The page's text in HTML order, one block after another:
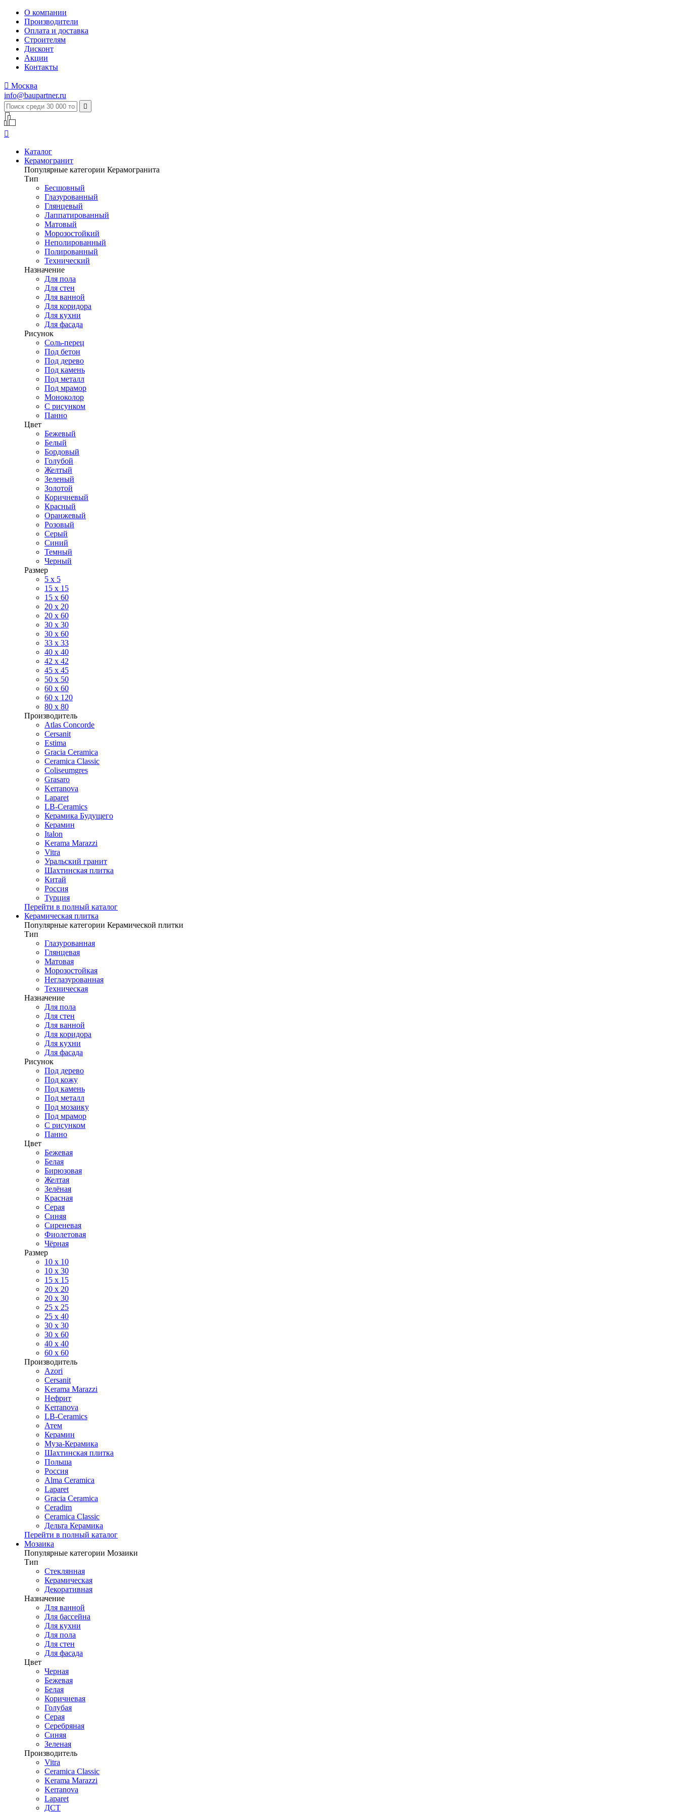
О компании
Производители
Оплата и доставка
Строителям
Дисконт
Акции
Контакты
 Москва
info@baupartner.ru


Каталог
Керамогранит
Популярные категории Керамогранита
Тип
Бесшовный
Глазурованный
Глянцевый
Лаппатированный
Матовый
Морозостойкий
Неполированный
Полированный
Технический
Назначение
Для пола
Для стен
Для ванной
Для коридора
Для кухни
Для фасада
Рисунок
Соль-перец
Под бетон
Под дерево
Под камень
Под металл
Под мрамор
Моноколор
С рисунком
Панно
Цвет
Бежевый
Белый
Бордовый
Голубой
Желтый
Зеленый
Золотой
Коричневый
Красный
Оранжевый
Розовый
Серый
Синий
Темный
Черный
Размер
5 x 5
15 x 15
15 x 60
20 х 20
20 x 60
30 х 30
30 x 60
33 x 33
40 х 40
42 x 42
45 x 45
50 x 50
60 х 60
60 x 120
80 x 80
Производитель
Atlas Concorde
Cersanit
Estima
Gracia Ceramica
Ceramica Classic
Coliseumgres
Grasaro
Kerranova
Laparet
LB-Ceramics
Керамика Будущего
Керамин
Italon
Kerama Marazzi
Vitra
Уральский гранит
Шахтинская плитка
Китай
Россия
Турция
Перейти в полный каталог
Керамическая плитка
Популярные категории Керамической плитки
Тип
Глазурованная
Глянцевая
Матовая
Морозостойкая
Неглазурованная
Техническая
Назначение
Для пола
Для стен
Для ванной
Для коридора
Для кухни
Для фасада
Рисунок
Под дерево
Под кожу
Под камень
Под металл
Под мозаику
Под мрамор
С рисунком
Панно
Цвет
Бежевая
Белая
Бирюзовая
Желтая
Зелёная
Красная
Серая
Синяя
Сиреневая
Фиолетовая
Чёрная
Размер
10 х 10
10 x 30
15 x 15
20 х 20
20 x 30
25 x 25
25 x 40
30 x 30
30 х 60
40 х 40
60 х 60
Производитель
Azori
Cersanit
Kerama Marazzi
Нефрит
Kerranova
LB-Ceramics
Атем
Керамин
Муза-Керамика
Шахтинская плитка
Польша
Россия
Alma Ceramica
Laparet
Gracia Ceramica
Ceradim
Ceramica Classic
Дельта Керамика
Перейти в полный каталог
Мозаика
Популярные категории Мозаики
Тип
Стеклянная
Керамическая
Декоративная
Назначение
Для ванной
Для бассейна
Для кухни
Для пола
Для стен
Для фасада
Цвет
Черная
Бежевая
Белая
Коричневая
Голубая
Серая
Серебряная
Синяя
Зеленая
Производитель
Vitra
Ceramica Classic
Kerama Marazzi
Kerranova
Laparet
ДСТ